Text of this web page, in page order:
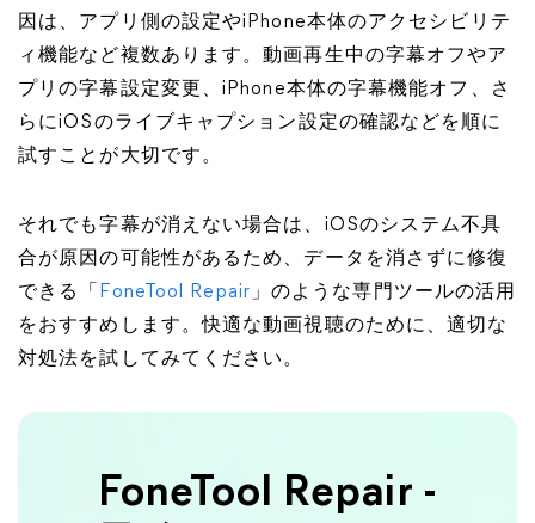
因は、アプリ側の設定やiPhone本体のアクセシビリテ
ィ機能など複数あります。動画再生中の字幕オフやア
プリの字幕設定変更、iPhone本体の字幕機能オフ、さ
らにiOSのライブキャプション設定の確認などを順に
試すことが大切です。
それでも字幕が消えない場合は、iOSのシステム不具
合が原因の可能性があるため、データを消さずに修復
できる「
FoneTool Repair 」のような専門ツールの活用
をおすすめします。快適な動画視聴のために、適切な
対処法を試してみてください。
FoneTool Repair -